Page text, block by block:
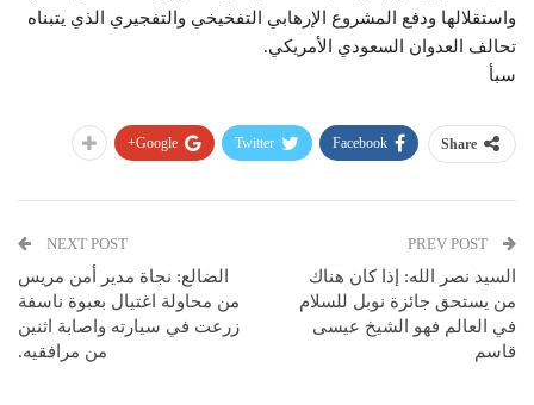
واستقلالها ودفع المشروع الإرهابي التفخيخي والتفجيري الذي يتبناه
تحالف العدوان السعودي الأمريكي.
سبأ
Share
Facebook
Twitter
Google+
السيد نصر الله: إذا كان هناك
من يستحق جائزة نوبل للسلام
في العالم فهو الشيخ عيسى
قاسم
NEXT POST
الضالع: نجاة مدير أمن مريس
من محاولة اغتيال بعبوة ناسفة
زرعت في سيارته واصابة اثنين
من مرافقيه.